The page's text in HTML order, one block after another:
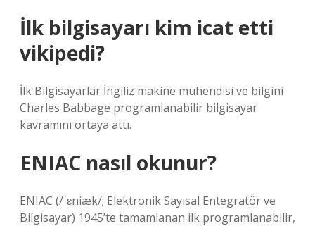
İlk bilgisayarı kim icat etti
vikipedi?
İlk Bilgisayarlar İngiliz makine mühendisi ve bilgini
Charles Babbage programlanabilir bilgisayar
kavramını ortaya attı.
ENIAC nasıl okunur?
ENIAC (/ˈɛniæk/; Elektronik Sayısal Entegratör ve
Bilgisayar) 1945’te tamamlanan ilk programlanabilir,